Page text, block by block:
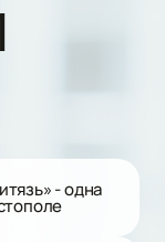
- одна